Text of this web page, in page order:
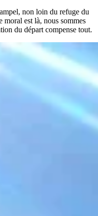
non loin du refuge du
est là, nous sommes
du départ compense tout.